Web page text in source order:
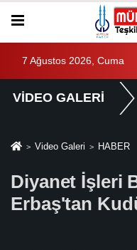
7 Ağustos 2026, Cuma
VİDEO GALERİ
Video Galeri HABER
Diyanet İşleri
Erbaş'tan